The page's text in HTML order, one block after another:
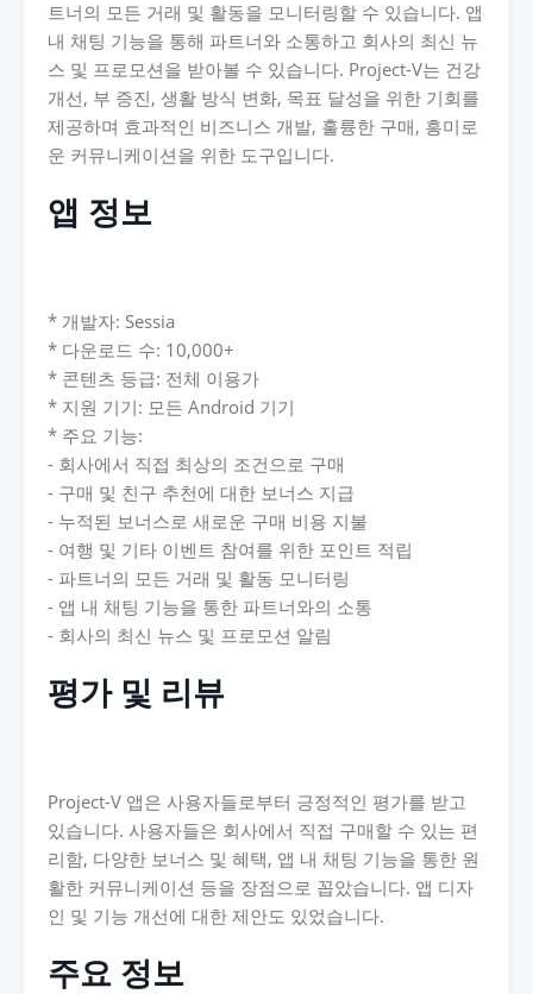
트너의 모든 거래 및 활동을 모니터링할 수 있습니다. 앱
내 채팅 기능을 통해 파트너와 소통하고 회사의 최신 뉴
스 및 프로모션을 받아볼 수 있습니다. Project-V는 건강
개선, 부 증진, 생활 방식 변화, 목표 달성을 위한 기회를
제공하며 효과적인 비즈니스 개발, 훌륭한 구매, 흥미로
운 커뮤니케이션을 위한 도구입니다.
앱 정보
* 개발자: Sessia
* 다운로드 수: 10,000+
* 콘텐츠 등급: 전체 이용가
* 지원 기기: 모든 Android 기기
* 주요 기능:
- 회사에서 직접 최상의 조건으로 구매
- 구매 및 친구 추천에 대한 보너스 지급
- 누적된 보너스로 새로운 구매 비용 지불
- 여행 및 기타 이벤트 참여를 위한 포인트 적립
- 파트너의 모든 거래 및 활동 모니터링
- 앱 내 채팅 기능을 통한 파트너와의 소통
- 회사의 최신 뉴스 및 프로모션 알림
평가 및 리뷰
Project-V 앱은 사용자들로부터 긍정적인 평가를 받고
있습니다. 사용자들은 회사에서 직접 구매할 수 있는 편
리함, 다양한 보너스 및 혜택, 앱 내 채팅 기능을 통한 원
활한 커뮤니케이션 등을 장점으로 꼽았습니다. 앱 디자
인 및 기능 개선에 대한 제안도 있었습니다.
주요 정보